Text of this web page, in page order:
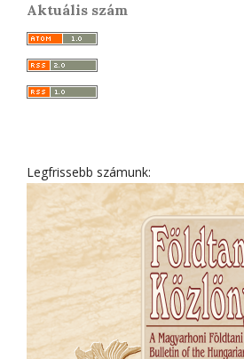
Aktuális szám
Legfrissebb számunk: